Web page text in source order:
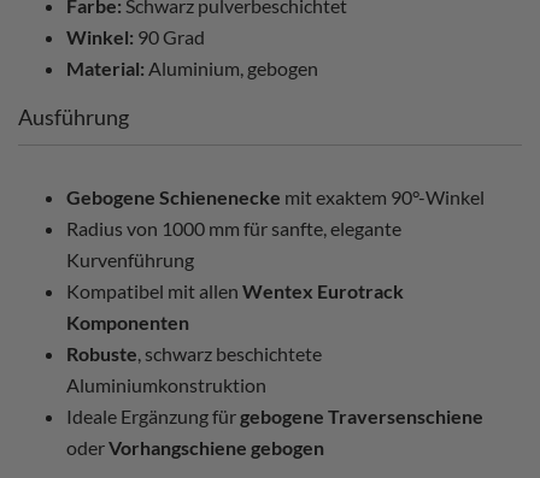
Farbe: Schwarz pulverbeschichtet
Winkel: 90 Grad
Material: Aluminium, gebogen
Ausführung
Gebogene Schienenecke mit exaktem 90°-Winkel
Radius von 1000 mm für sanfte, elegante
Kurvenführung
Kompatibel mit allen Wentex Eurotrack
Komponenten
Robuste, schwarz beschichtete
Aluminiumkonstruktion
Ideale Ergänzung fürgebogene Traversenschiene
oderVorhangschiene gebogen